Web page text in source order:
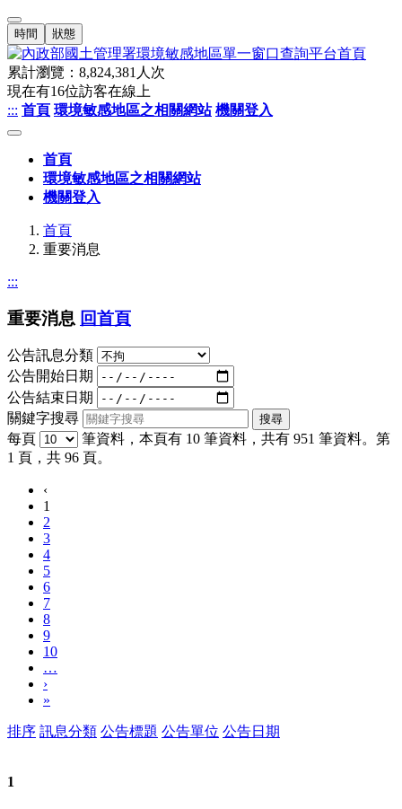
時間 狀態
累計瀏覽： 8,824,381 人次
現在有16位訪客在線上
::: 首頁 環境敏感地區之相關網站 機關登入
首頁
環境敏感地區之相關網站
機關登入
首頁
重要消息
:::
重要消息 回首頁
公告訊息分類
公告開始日期
公告結束日期
關鍵字搜尋
每頁
筆資料，本頁有 10 筆資料，共有 951 筆資料。第
1 頁，共 96 頁。
‹
1
2
3
4
5
6
7
8
9
10
…
›
»
排序 訊息分類 公告標題 公告單位 公告日期
1